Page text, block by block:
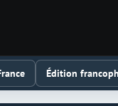
Édition